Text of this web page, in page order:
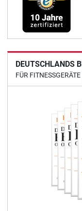
DEUTSCHLANDS
FÜR